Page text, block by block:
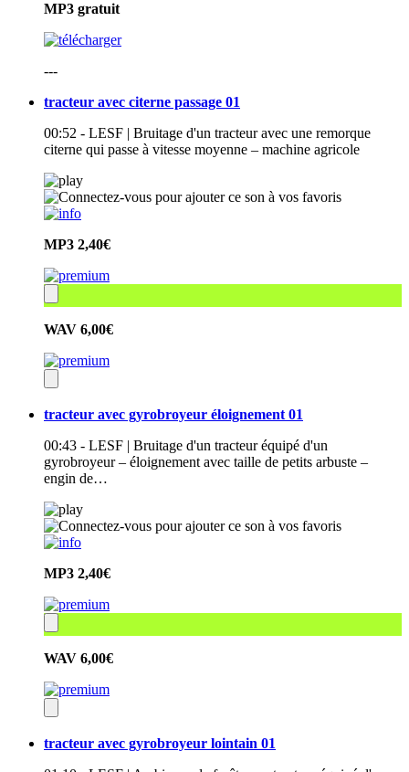
MP3 gratuit
---
tracteur avec citerne passage 01
00:52 - LESF | Bruitage d'un tracteur avec une remorque
citerne qui passe à vitesse moyenne – machine agricole
MP3 2,40€
WAV 6,00€
tracteur avec gyrobroyeur éloignement 01
00:43 - LESF | Bruitage d'un tracteur équipé d'un
gyrobroyeur – éloignement avec taille de petits arbuste –
engin de…
MP3 2,40€
WAV 6,00€
tracteur avec gyrobroyeur lointain 01